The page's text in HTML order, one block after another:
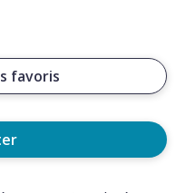
favoris